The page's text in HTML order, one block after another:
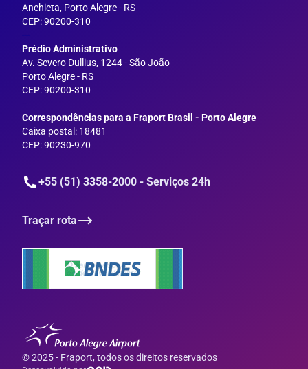
Anchieta, Porto Alegre - RS
CEP: 90200-310
Prédio Administrativo
Av. Severo Dullius, 1244 - São João
Porto Alegre - RS
CEP: 90200-310
--
Correspondências para a Fraport Brasil - Porto Alegre
Caixa postal: 18481
CEP: 90230-970
+55 (51) 3358-2000 - Serviços 24h
Traçar rota
© 2025 - Fraport, todos os direitos reservados